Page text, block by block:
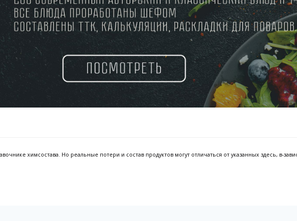
химсостава. Но реальные потери и состав продуктов могут отличаться от указанных здесь, в-